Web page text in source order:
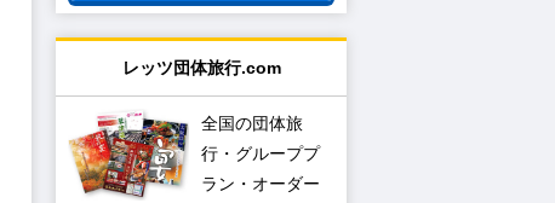
レッツ団体旅行.com
全国の団体旅
行・グループプ
ラン・オーダー